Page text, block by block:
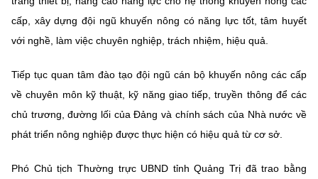
cấp, xây dựng đội ngũ khuyến nông có năng lực tốt, tâm huyết
với nghề, làm việc chuyên nghiệp, trách nhiệm, hiệu quả.
Tiếp tục quan tâm đào tạo đội ngũ cán bộ khuyến nông các cấp
về chuyên môn kỹ thuật, kỹ năng giao tiếp, truyền thông để các
chủ trương, đường lối của Đảng và chính sách của Nhà nước về
phát triển nông nghiệp được thực hiện có hiệu quả từ cơ sở.
Phó Chủ tịch Thường trực UBND tỉnh Quảng Trị đã trao bằng